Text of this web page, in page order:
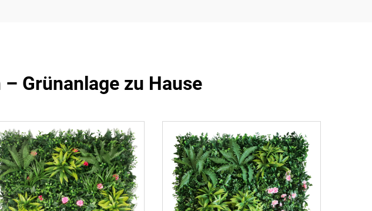
Grünanlage zu Hause